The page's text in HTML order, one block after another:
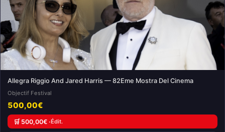
Allegra Riggio And Jared Harris — 82Eme Mostra Del Cinema
Objectif Festival
500,00€
🛒 500,00€ ·Édit.